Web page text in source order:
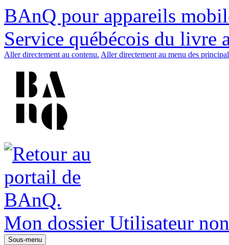
BAnQ pour appareils
Service québécois du livre
Aller directement au contenu. Aller directement au menu des
Mon dossier Utilisateur
Sous-menu